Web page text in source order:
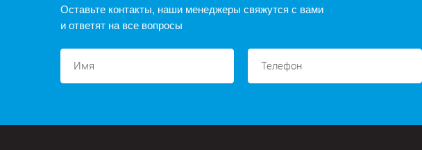
Оставьте контакты, наши менеджеры свяжутся с вами
и ответят на все вопросы